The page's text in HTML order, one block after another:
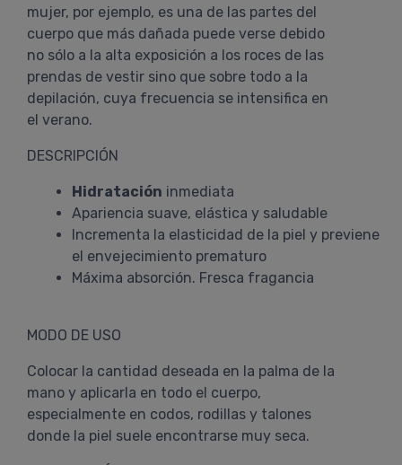
mujer, por ejemplo, es una de las partes del
cuerpo que más dañada puede verse debido
no sólo a la alta exposición a los roces de las
prendas de vestir sino que sobre todo a la
depilación, cuya frecuencia se intensifica en
el verano.
DESCRIPCIÓN
Hidratación inmediata
Apariencia suave, elástica y saludable
Incrementa la elasticidad de la piel y previene
el envejecimiento prematuro
Máxima absorción. Fresca fragancia
MODO DE USO
Colocar la cantidad deseada en la palma de la
mano y aplicarla en todo el cuerpo,
especialmente en codos, rodillas y talones
donde la piel suele encontrarse muy seca.